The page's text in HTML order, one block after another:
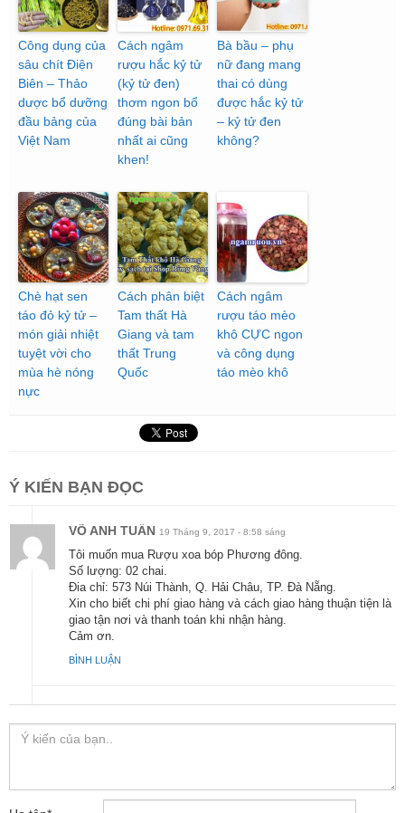
Công dụng của
sâu chít Điện
Biên – Thảo
dược bổ dưỡng
đầu bảng của
Việt Nam
Cách ngâm
rượu hắc kỷ tử
(kỷ tử đen)
thơm ngon bổ
đúng bài bản
nhất ai cũng
khen!
Bà bầu – phụ
nữ đang mang
thai có dùng
được hắc kỷ tử
– kỷ tử đen
không?
Chè hạt sen
táo đỏ kỷ tử –
món giải nhiệt
tuyệt vời cho
mùa hè nóng
nực
Cách phân biệt
Tam thất Hà
Giang và tam
thất Trung
Quốc
Cách ngâm
rượu táo mèo
khô CỰC ngon
và công dụng
táo mèo khô
Ý KIẾN BẠN ĐỌC
VÕ ANH TUẤN 19 Tháng 9, 2017 - 8:58 sáng
Tôi muốn mua Rượu xoa bóp Phương đông.
Số lượng: 02 chai.
Đia chỉ: 573 Núi Thành, Q. Hải Châu, TP. Đà Nẵng.
Xin cho biết chi phí giao hàng và cách giao hàng thuận tiện là
giao tận nơi và thanh toán khi nhận hàng.
Cảm ơn.
BÌNH LUẬN